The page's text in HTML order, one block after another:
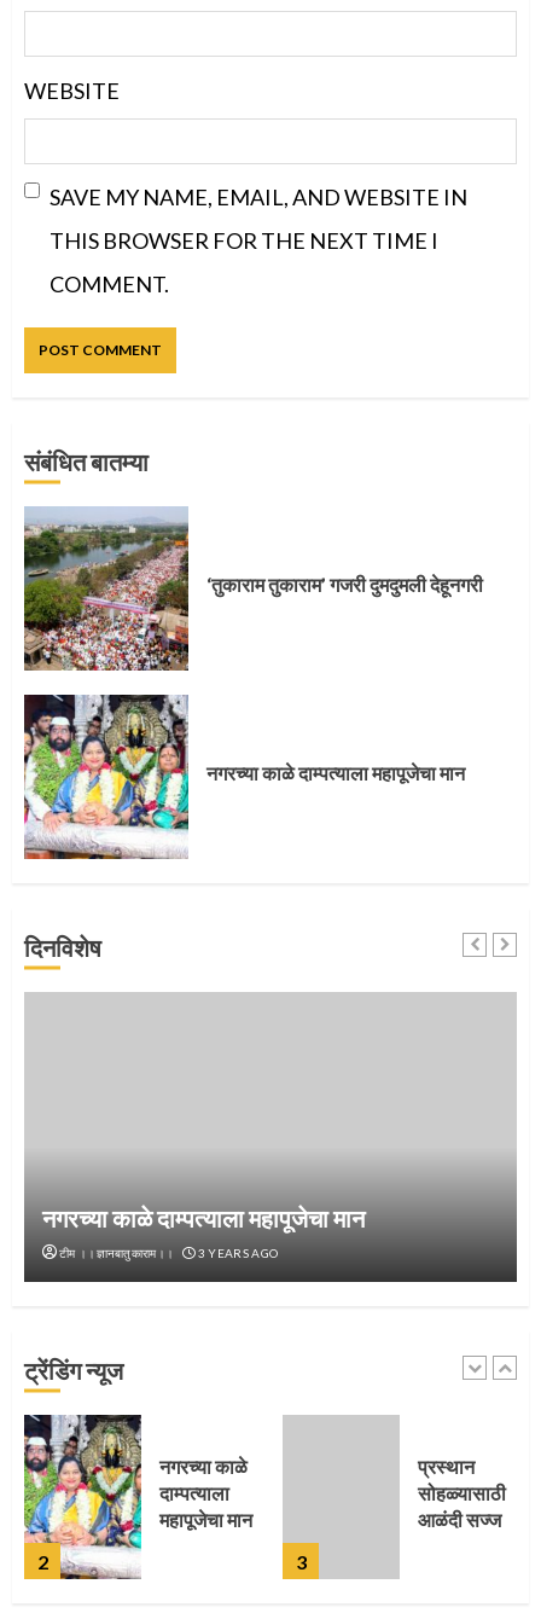
WEBSITE
SAVE MY NAME, EMAIL, AND WEBSITE IN
THIS BROWSER FOR THE NEXT TIME I
COMMENT.
संबंधित बातम्या
‘तुकाराम तुकाराम’ गजरी दुमदुमली देहूनगरी
नगरच्या काळे दाम्पत्याला महापूजेचा मान
दिनविशेष
नगरच्या काळे दाम्पत्याला महापूजेचा मान
टीम ।।ज्ञानबातुकाराम।। 3 YEARS AGO
ट्रेंडिंग न्यूज
3
प्रस्थान
सोहळ्यासाठी
आळंदी सज्ज
4
संत दासगणू
महाराज
पुण्यतिथी